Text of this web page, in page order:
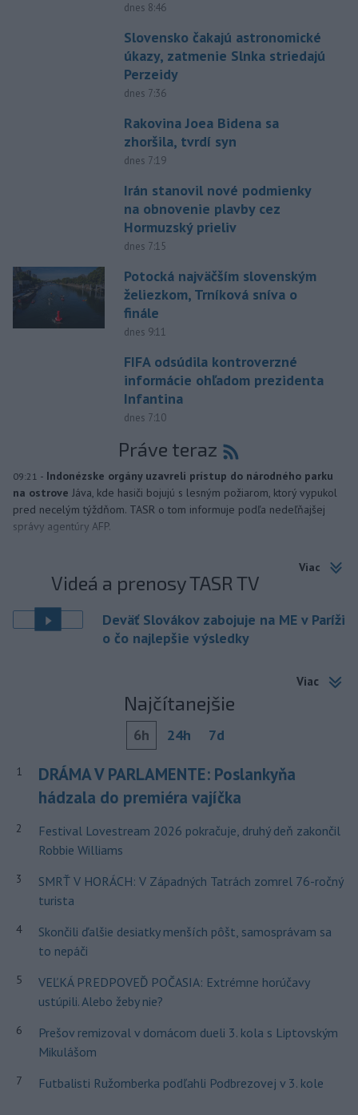
dnes 8:46
Slovensko čakajú astronomické
úkazy, zatmenie Slnka striedajú
Perzeidy
dnes 7:36
Rakovina Joea Bidena sa
zhoršila, tvrdí syn
dnes 7:19
Irán stanovil nové podmienky
na obnovenie plavby cez
Hormuzský prieliv
dnes 7:15
Potocká najväčším slovenským
želiezkom, Trníková sníva o
finále
dnes 9:11
FIFA odsúdila kontroverzné
informácie ohľadom prezidenta
Infantina
dnes 7:10
Práve teraz
09:21 - Indonézske orgány uzavreli prístup do národného parku
na ostrove Jáva, kde hasiči bojujú s lesným požiarom, ktorý vypukol
pred necelým týždňom. TASR o tom informuje podľa nedeľňajšej
správy agentúry AFP.
Viac
Videá a prenosy TASR TV
Deväť Slovákov zabojuje na ME v Paríži
o čo najlepšie výsledky
Viac
Najčítanejšie
6h 24h 7d
1
DRÁMA V PARLAMENTE: Poslankyňa
hádzala do premiéra vajíčka
2
Festival Lovestream 2026 pokračuje, druhý deň zakončil
Robbie Williams
3
SMRŤ V HORÁCH: V Západných Tatrách zomrel 76-ročný
turista
4
Skončili ďalšie desiatky menších pôšt, samosprávam sa
to nepáči
5
VEĽKÁ PREDPOVEĎ POČASIA: Extrémne horúčavy
ustúpili. Alebo žeby nie?
6
Prešov remizoval v domácom dueli 3. kola s Liptovským
Mikulášom
7 Futbalisti Ružomberka podľahli Podbrezovej v 3. kole